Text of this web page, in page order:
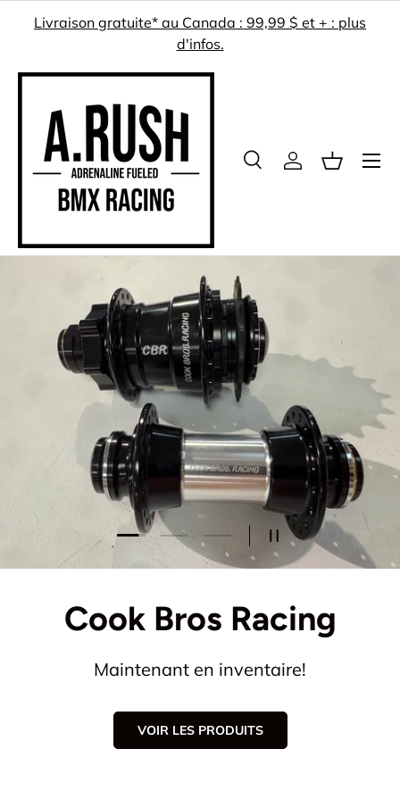
ALLER AU CONTENU
Livraison gratuite* au Canada : 99,99 $ et + : plus
d'infos.
Recherche
RechercheSe connecter
Panier
Menu
Cook Bros Racing
Maintenant en inventaire!
VOIR LES PRODUITS
Charger la diapositive 1 de 3
Charger la diapositive 2 de 3
Charger la diapositive 3
METTRE EN PAUSE